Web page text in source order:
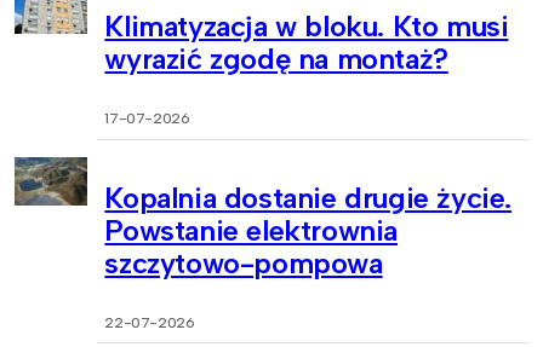
Klimatyzacja w bloku. Kto musi
wyrazić zgodę na montaż?
17-07-2026
Kopalnia dostanie drugie życie.
Powstanie elektrownia
szczytowo-pompowa
22-07-2026